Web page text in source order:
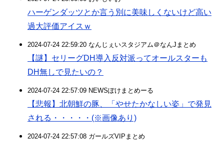
ハーゲンダッツとか言う別に美味しくないけど高い
過大評価アイスｗ
2024-07-24 22:59:20 なんじぇいスタジアム＠なんJまとめ
【謎】セリーグDH導入反対派ってオールスターも
DH無しで見たいの？
2024-07-24 22:57:09 NEWSぽけまとめーる
【悲報】北朝鮮の豚、「やせたかなしい姿」で発見
される・・・・・(※画像あり)
2024-07-24 22:57:08 ガールズVIPまとめ